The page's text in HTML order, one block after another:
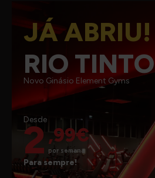
JÁ ABRIU!
RIO TINTO
Novo Ginásio Element Gyms
Desde
2 ,99€
por semana
Para sempre!